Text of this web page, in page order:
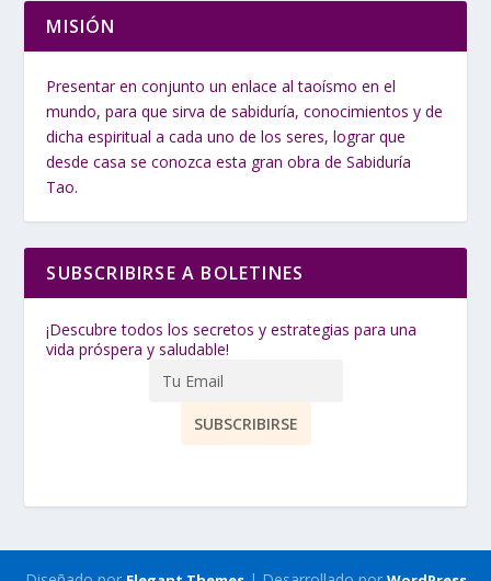
MISIÓN
Presentar en conjunto un enlace al taoísmo en el
mundo, para que sirva de sabiduría, conocimientos y de
dicha espiritual a cada uno de los seres, lograr que
desde casa se conozca esta gran obra de Sabiduría
Tao.
SUBSCRIBIRSE A BOLETINES
¡Descubre todos los secretos y estrategias para una
vida próspera y saludable!